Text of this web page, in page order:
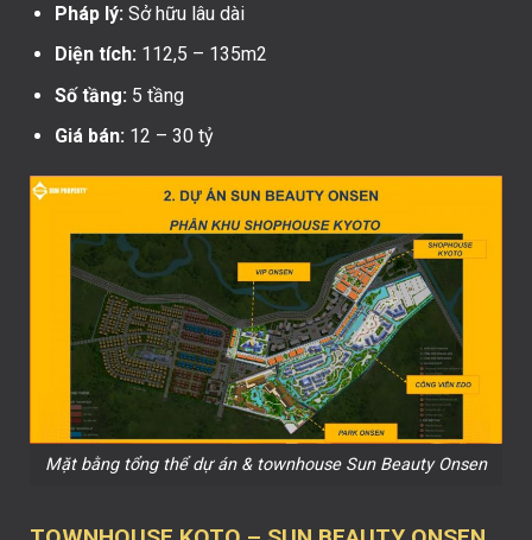
Pháp lý: Sở hữu lâu dài
Diện tích: 112,5 – 135m2
Số tầng: 5 tầng
Giá bán: 12 – 30 tỷ
Mặt bằng tổng thể dự án & townhouse Sun Beauty Onsen